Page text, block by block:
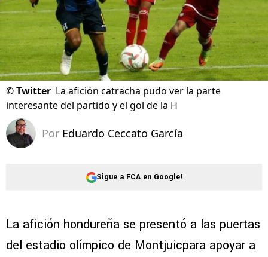
©Twitter La afición catracha pudo ver la parte
interesante del partido y el gol de la H
Por Eduardo Ceccato García
Sigue a FCA en Google!
La afición hondureña se presentó a las puertas
del estadio olímpico de Montjuicpara apoyar a